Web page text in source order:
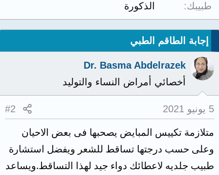
طبيبك
الذكورة
إجابة الطاقم الطبي
Dr. Basma Abdelrazek
أخصائي أمراض النساء والتوليد
5 يونيو 2021 #2
متلازمة تكييس المبايض يصحبها فى بعض الاحيان
وعلى حسب درجتها تساقط للشعر ويفضل استشارة
طبيب جلديه لاعطائك دواء جيد لهذا التساقط.ويساعد